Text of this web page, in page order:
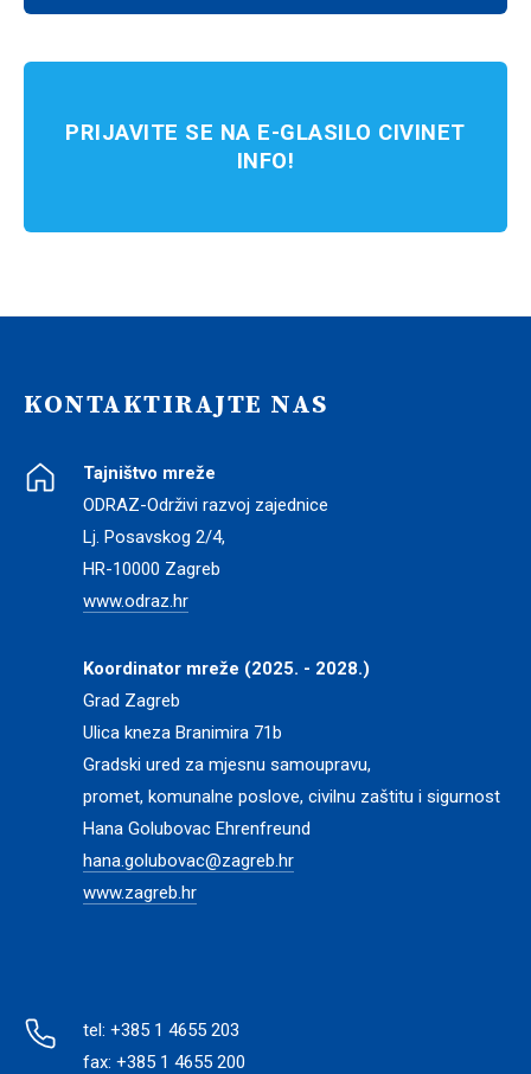
PRIJAVITE SE NA E-GLASILO CIVINET
INFO!
KONTAKTIRAJTE NAS
Tajništvo mreže
ODRAZ-Održivi razvoj zajednice
Lj. Posavskog 2/4,
HR-10000 Zagreb
www.odraz.hr
Koordinator mreže (2025. - 2028.)
Grad Zagreb
Ulica kneza Branimira 71b
Gradski ured za mjesnu samoupravu,
promet, komunalne poslove, civilnu zaštitu i sigurnost
Hana Golubovac Ehrenfreund
hana.golubovac@zagreb.hr
www.zagreb.hr
tel: +385 1 4655 203
fax: +385 1 4655 200